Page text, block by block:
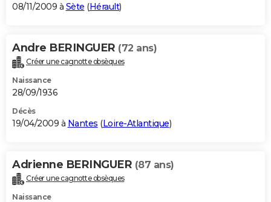
08/11/2009 à Sète (Hérault)
Andre BERINGUER (72 ans)
Créer une cagnotte obsèques
Naissance
28/09/1936
Décès
19/04/2009 à Nantes (Loire-Atlantique)
Adrienne BERINGUER (87 ans)
Créer une cagnotte obsèques
Naissance